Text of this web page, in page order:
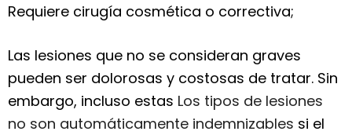
Requiere cirugía cosmética o correctiva;
Las lesiones que no se consideran graves
pueden ser dolorosas y costosas de tratar. Sin
embargo, incluso estas Los tipos de lesiones
no son automáticamente indemnizables si el